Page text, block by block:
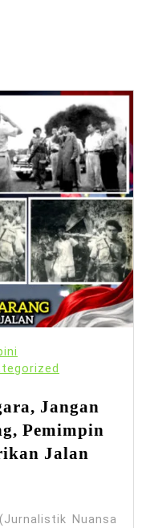
Jangan
Pemimpin
Jalan
Nuansa